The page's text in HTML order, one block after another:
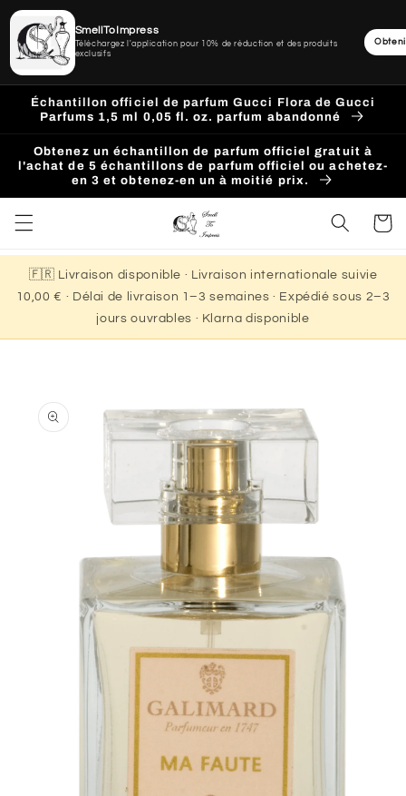
Ignorer
passer
au
Échantillon officiel de parfum Gucci Flora de Gucci
Parfums 1,5 ml 0,05 fl. oz. parfum abandonné
Obtenez un échantillon de parfum officiel gratuit à
l'achat de 5 échantillons de parfum officiel ou achetez-
en 3 et obtenez-en un à moitié prix.
Panier
🇫🇷 Livraison disponible · Livraison internationale suivie
10,00 € · Délai de livraison 1–3 semaines · Expédié sous 2–3
jours ouvrables · Klarna disponible
informations
produits
SmellToImpress
Téléchargez l'application pour 10% de réduction et des produits
exclusifs